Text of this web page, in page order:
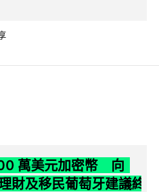
萬美元加密幣 向
財及移民葡萄牙建議終